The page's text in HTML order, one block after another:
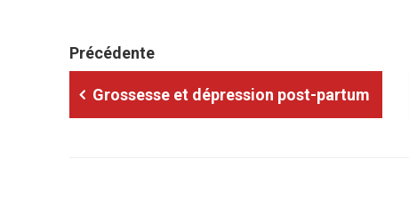
Précédente
Grossesse et dépression post-partum